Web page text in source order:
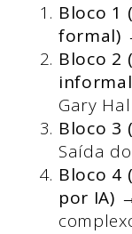
Bloco 1
formal)
Bloco 2
Gary
Bloco 3
Saída
Bloco 4
por IA)